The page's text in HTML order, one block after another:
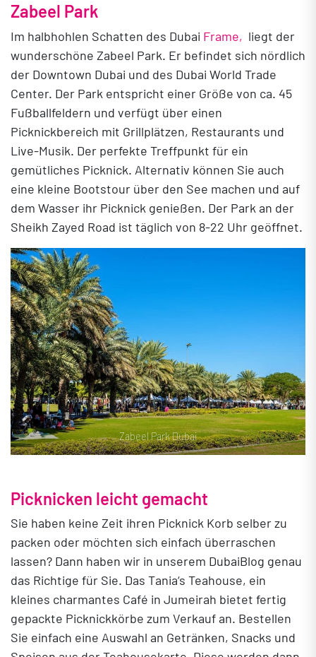
Zabeel Park
Im halbhohlen Schatten des Dubai Frame, liegt der
wunderschöne Zabeel Park. Er befindet sich nördlich
der Downtown Dubai und des Dubai World Trade
Center. Der Park entspricht einer Größe von ca. 45
Fußballfeldern und verfügt über einen
Picknickbereich mit Grillplätzen, Restaurants und
Live-Musik. Der perfekte Treffpunkt für ein
gemütliches Picknick. Alternativ können Sie auch
eine kleine Bootstour über den See machen und auf
dem Wasser ihr Picknick genießen. Der Park an der
Sheikh Zayed Road ist täglich von 8-22 Uhr geöffnet.
Zabeel Park Dubai
Picknicken leicht gemacht
Sie haben keine Zeit ihren Picknick Korb selber zu
packen oder möchten sich einfach überraschen
lassen? Dann haben wir in unserem DubaiBlog genau
das Richtige für Sie. Das Tania‘s Teahouse, ein
kleines charmantes Café in Jumeirah bietet fertig
gepackte Picknickkörbe zum Verkauf an. Bestellen
Sie einfach eine Auswahl an Getränken, Snacks und